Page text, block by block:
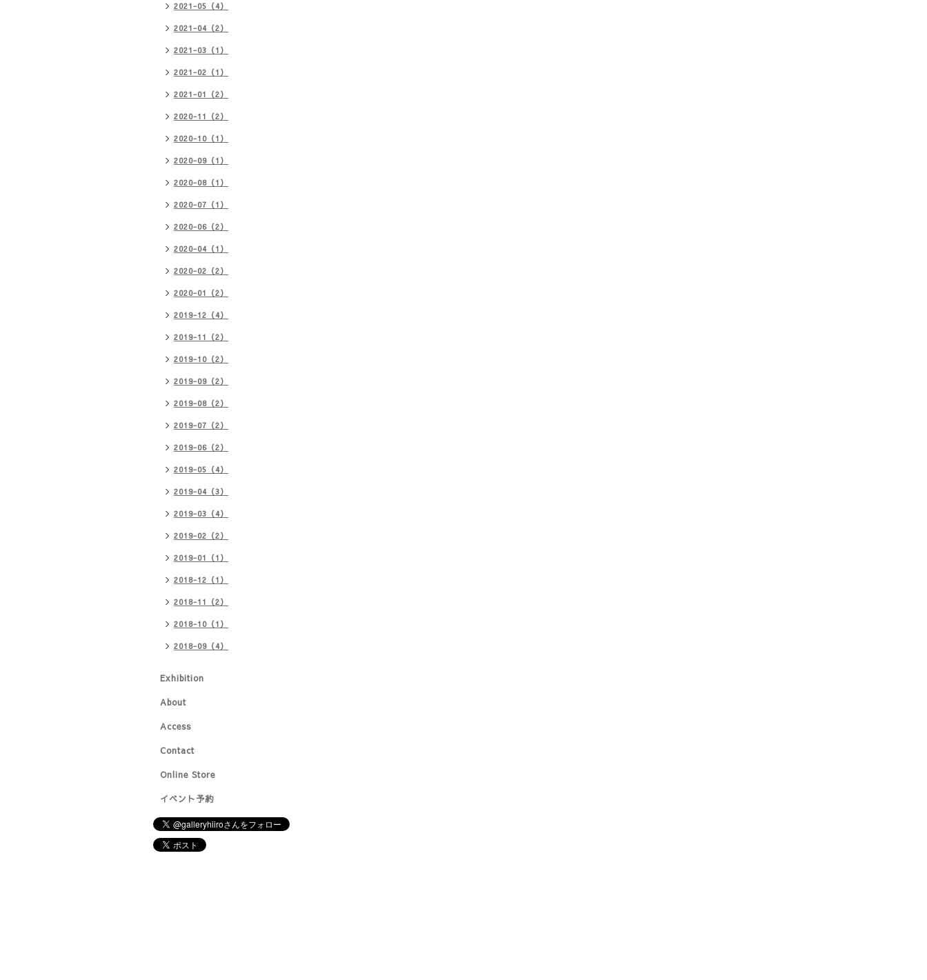
2021-05（4）
2021-04（2）
2021-03（1）
2021-02（1）
2021-01（2）
2020-11（2）
2020-10（1）
2020-09（1）
2020-08（1）
2020-07（1）
2020-06（2）
2020-04（1）
2020-02（2）
2020-01（2）
2019-12（4）
2019-11（2）
2019-10（2）
2019-09（2）
2019-08（2）
2019-07（2）
2019-06（2）
2019-05（4）
2019-04（3）
2019-03（4）
2019-02（2）
2019-01（1）
2018-12（1）
2018-11（2）
2018-10（1）
2018-09（4）
Exhibition
About
Access
Contact
Online Store
イベント予約